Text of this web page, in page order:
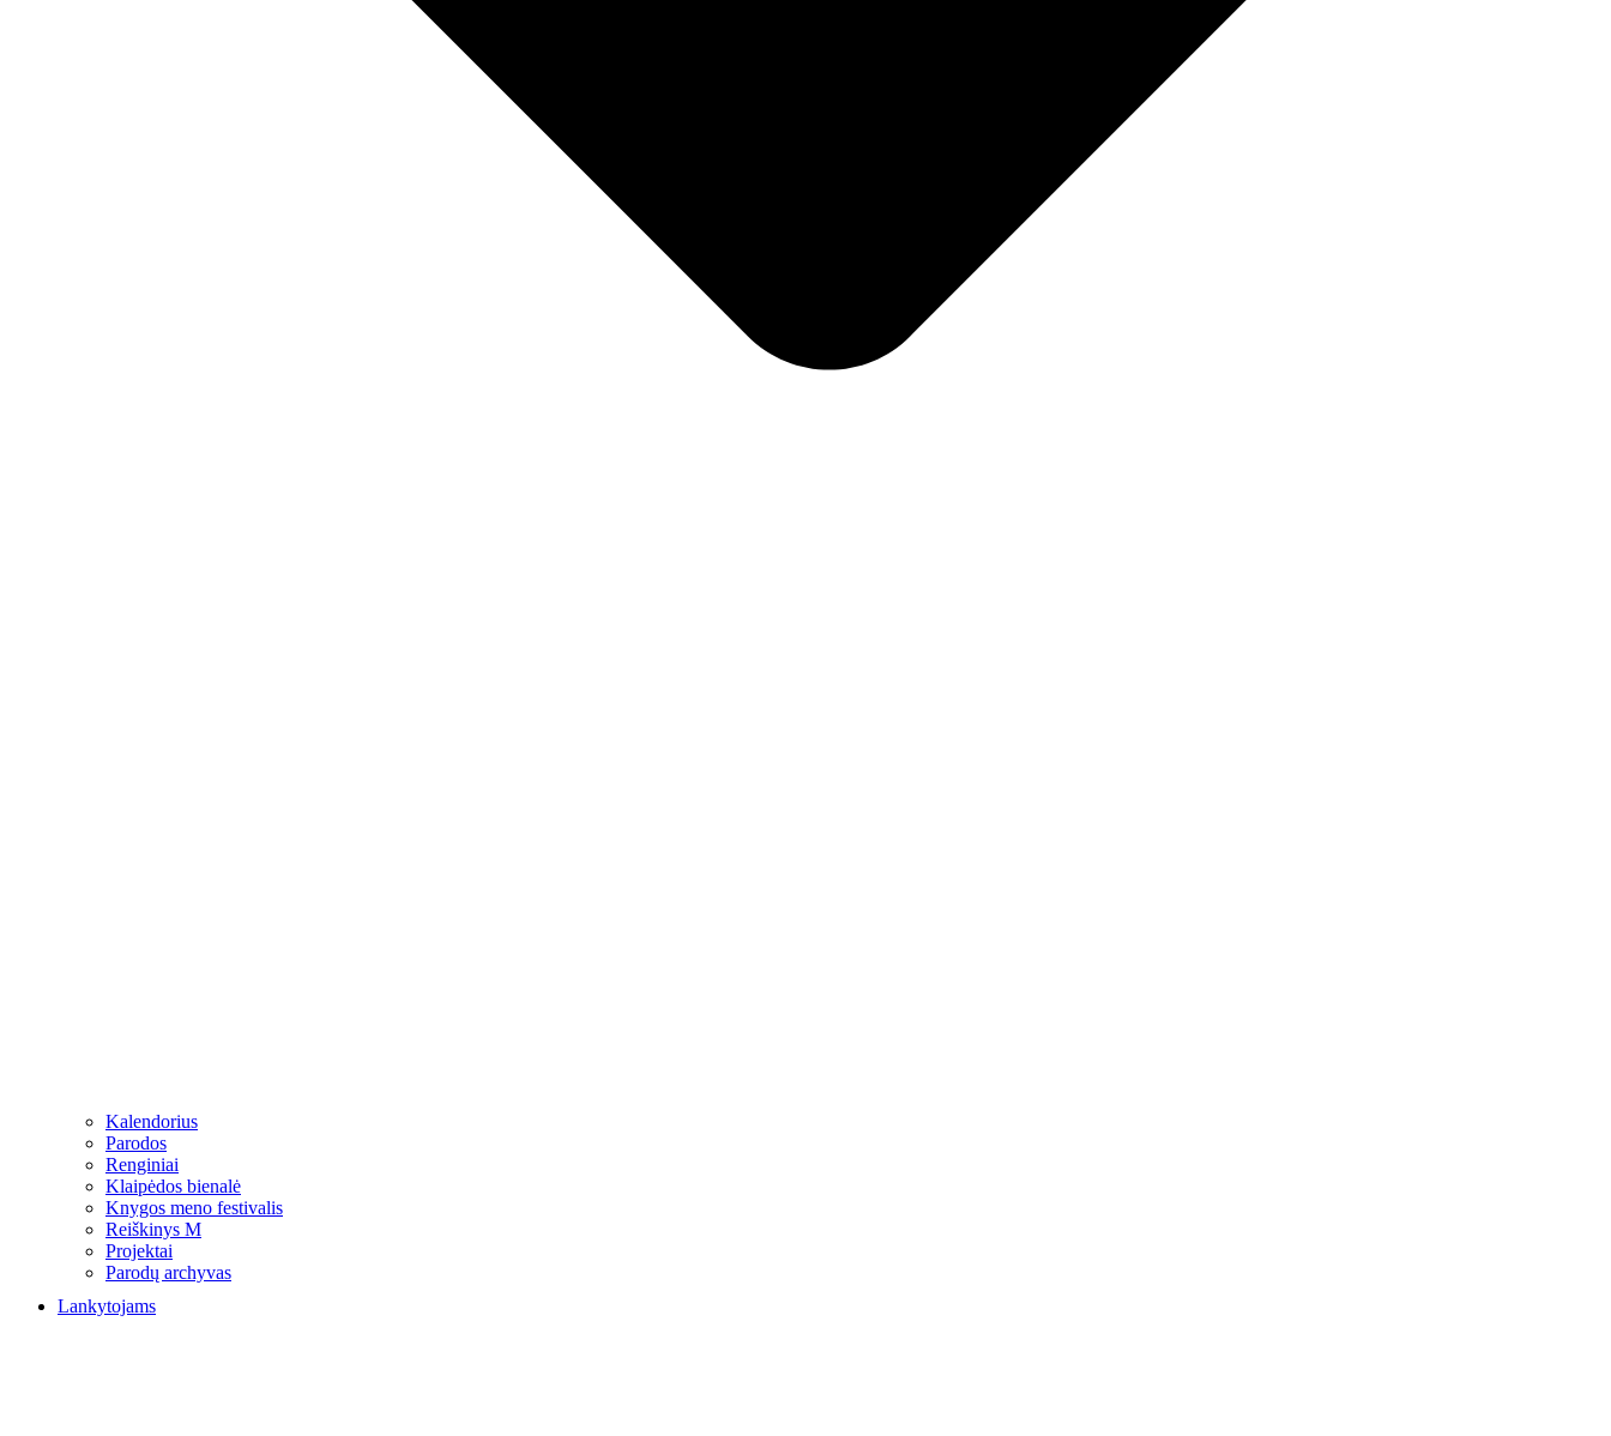
Kalendorius
Parodos
Renginiai
Klaipėdos bienalė
Knygos meno festivalis
Reiškinys M
Projektai
Parodų archyvas
Lankytojams